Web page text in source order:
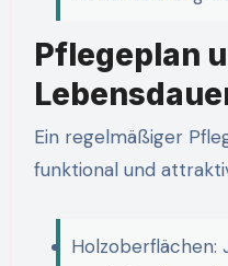
Pflegeplan
Ein regelmäßiger
funktional und
Holzoberflächen: